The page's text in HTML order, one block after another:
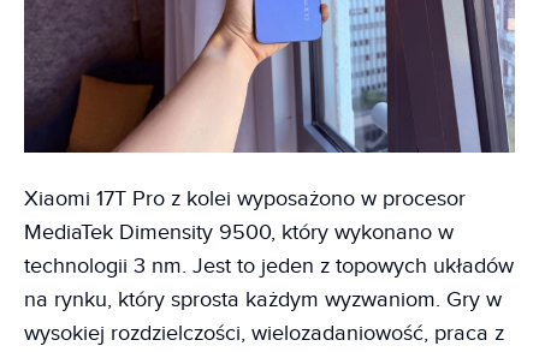
Xiaomi 17T Pro z kolei wyposażono w procesor
MediaTek Dimensity 9500, który wykonano w
technologii 3 nm. Jest to jeden z topowych układów
na rynku, który sprosta każdym wyzwaniom. Gry w
wysokiej rozdzielczości, wielozadaniowość, praca z